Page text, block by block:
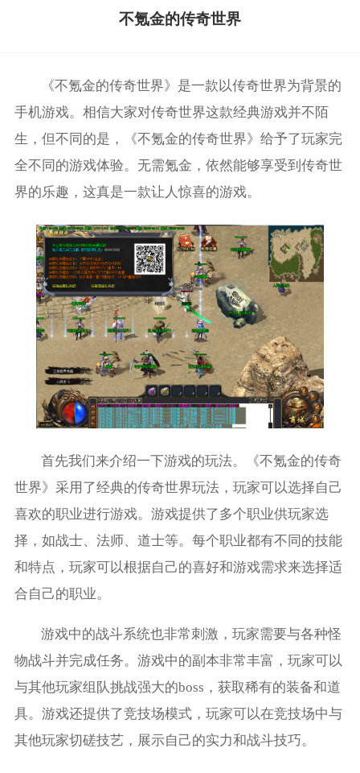
不氪金的传奇世界
《不氪金的传奇世界》是一款以传奇世界为背景的
手机游戏。相信大家对传奇世界这款经典游戏并不陌
生，但不同的是，《不氪金的传奇世界》给予了玩家完
全不同的游戏体验。无需氪金，依然能够享受到传奇世
界的乐趣，这真是一款让人惊喜的游戏。
首先我们来介绍一下游戏的玩法。《不氪金的传奇
世界》采用了经典的传奇世界玩法，玩家可以选择自己
喜欢的职业进行游戏。游戏提供了多个职业供玩家选
择，如战士、法师、道士等。每个职业都有不同的技能
和特点，玩家可以根据自己的喜好和游戏需求来选择适
合自己的职业。
游戏中的战斗系统也非常刺激，玩家需要与各种怪
物战斗并完成任务。游戏中的副本非常丰富，玩家可以
与其他玩家组队挑战强大的boss，获取稀有的装备和道
具。游戏还提供了竞技场模式，玩家可以在竞技场中与
其他玩家切磋技艺，展示自己的实力和战斗技巧。